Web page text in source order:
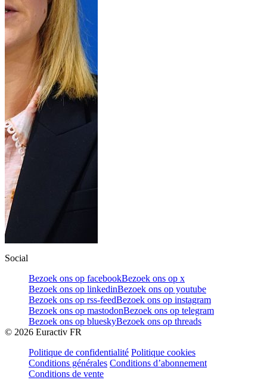
Social
Bezoek ons op facebookBezoek ons op x
Bezoek ons op linkedinBezoek ons op youtube
Bezoek ons op rss-feedBezoek ons op instagram
Bezoek ons op mastodonBezoek ons op telegram
Bezoek ons op blueskyBezoek ons op threads
© 2026 Euractiv FR
Politique de confidentialité Politique cookies
Conditions générales Conditions d’abonnement
Conditions de vente